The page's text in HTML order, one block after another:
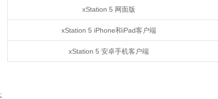
xStation 5 网面版
xStation 5 iPhone和iPad客户端
xStation 5 安卓手机客户端
;